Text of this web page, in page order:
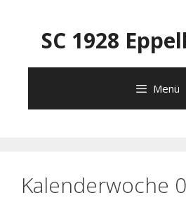
springenSC 1928
Menü
Kalenderwoche